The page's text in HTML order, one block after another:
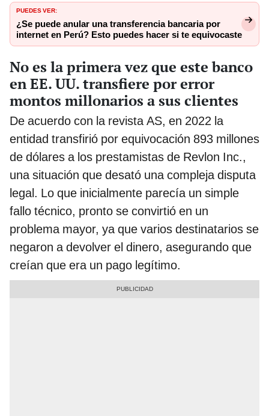
PUEDES VER:
¿Se puede anular una transferencia bancaria por
internet en Perú? Esto puedes hacer si te equivocaste
No es la primera vez que este banco
en EE. UU. transfiere por error
montos millonarios a sus clientes
De acuerdo con la revista AS, en 2022 la
entidad transfirió por equivocación 893 millones
de dólares a los prestamistas de Revlon Inc.,
una situación que desató una compleja disputa
legal. Lo que inicialmente parecía un simple
fallo técnico, pronto se convirtió en un
problema mayor, ya que varios destinatarios se
negaron a devolver el dinero, asegurando que
creían que era un pago legítimo.